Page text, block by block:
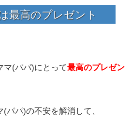
最高のプレゼント
マ(パパ)にとって最高のプレゼン
パパ)の不安を解消して、